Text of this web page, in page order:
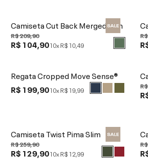
Camiseta Cut Back Merged Skin
R$ 209,90
R$ 104,9010xR$ 10,49
Regata Cropped Move Sense®
R$ 199,9010xR$ 19,99
Camiseta Twist Pima Slim
R$ 259,90
R$ 129,9010xR$ 12,99